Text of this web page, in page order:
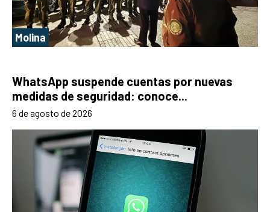
Molina
WhatsApp suspende cuentas por nuevas
medidas de seguridad: conoce...
6 de agosto de 2026